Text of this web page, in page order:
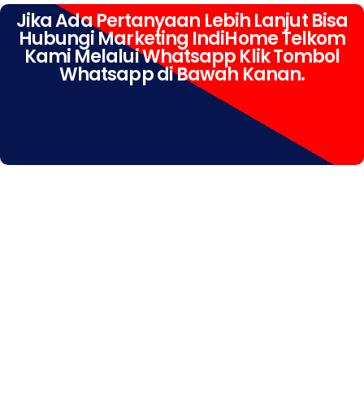
Jika Ada Pertanyaan Lebih Lanjut Bisa
Hubungi Marketing IndiHome Telkom
Kami Melalui Whatsapp Klik Tombol
Whatsapp di Bawah Kanan.